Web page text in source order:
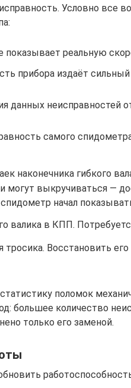
Условно все
показывает реальную
прибора издаёт
данных неисправностей
самого
наконечника гибкого
могут выкручиваться —
начал
валика в КПП.
Восстановить
поломок
большее количество
только его заменой.